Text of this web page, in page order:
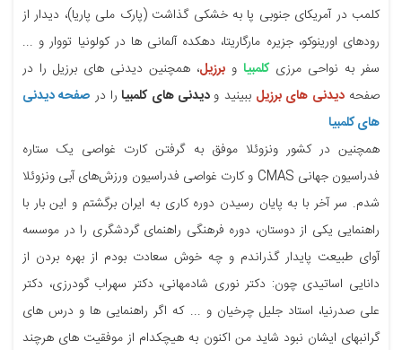
کلمب در آمریکای جنوبی پا به خشکی گذاشت (پارک ملی پاریا)، دیدار از
رودهای اورینوکو، جزیره مارگاریتا، دهکده آلمانی ها در کولونیا تووار و ...
سفر به نواحی مرزیکلمبیا و برزیل، همچنین دیدنی های برزیل را در
صفحهدیدنی های برزیل ببینید ودیدنی های کلمبیا را در صفحه دیدنی
های کلمبیا
همچنین در کشور ونزوئلا موفق به گرفتن کارت غواصی یک ستاره
فدراسیون جهانی CMAS و کارت غواصی فدراسیون ورزش‌های آبی ونزوئلا
شدم. سر آخر با به پایان رسیدن دوره کاری به ایران برگشتم و این بار با
راهنمایی یکی از دوستان، دوره فرهنگی راهنمای گردشگری را در موسسه
آوای طبیعت پایدار گذراندم و چه خوش سعادت بودم از بهره بردن از
دانایی اساتیدی چون: دکتر نوری شادمهانی، دکتر سهراب گودرزی، دکتر
علی صدرنیا، استاد جلیل چرخیان و ... که اگر راهنمایی ها و درس های
گرانبهای ایشان نبود شاید من اکنون به هیچکدام از موفقیت های هرچند